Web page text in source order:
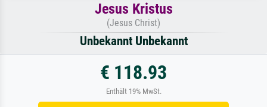
Jesus Kristus
(Jesus Christ)
Unbekannt Unbekannt
€ 118.93
Enthält 19% MwSt.